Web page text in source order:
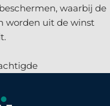
waarbij de
worden uit de winst